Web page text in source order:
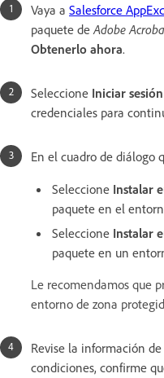
Vaya a Salesforce
paquete de Adobe
Obtenerlo ahora.
Seleccione Iniciar
credenciales para
En el cuadro de diálogo
Seleccione Instalar
paquete en el
Seleccione Instalar
paquete en un
Le recomendamos que
entorno de zona
Revise la información
condiciones, confirme